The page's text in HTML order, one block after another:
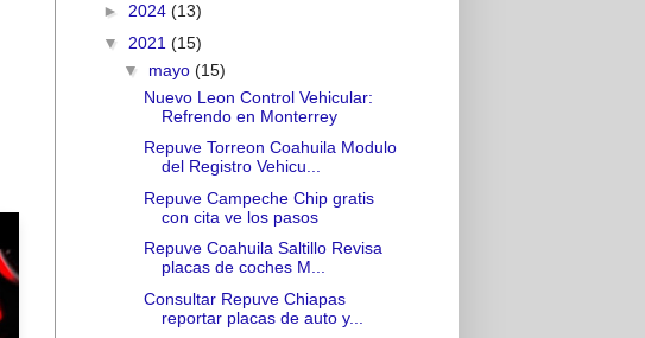
► 2024 (13)
▼ 2021 (15)
▼ mayo (15)
Nuevo Leon Control Vehicular:
Refrendo en Monterrey
Repuve Torreon Coahuila Modulo
del Registro Vehicu...
Repuve Campeche Chip gratis
con cita ve los pasos
Repuve Coahuila Saltillo Revisa
placas de coches M...
Consultar Repuve Chiapas
reportar placas de auto y...